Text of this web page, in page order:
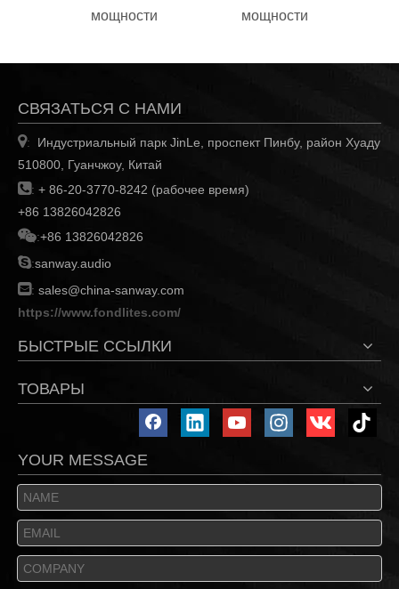
мощности
мощности
СВЯЗАТЬСЯ С НАМИ
:
Индустриальный парк JinLe, проспект Пинбу, район Хуаду
510800, Гуанчжоу, Китай
: + 86-20-3770-8242 (рабочее время)
+86 13826042826
:+86 13826042826
:sanway.audio
: sales@china-sanway.com
https://www.fondlites.com/
БЫСТРЫЕ ССЫЛКИ
ТОВАРЫ
YOUR MESSAGE